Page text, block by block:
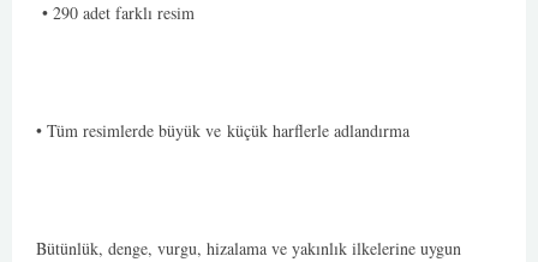
• 290 adet farklı resim
• Tüm resimlerde büyük ve küçük harflerle adlandırma
Bütünlük, denge, vurgu, hizalama ve yakınlık ilkelerine uygun